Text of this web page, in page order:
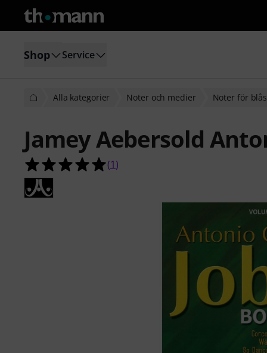
Shop Service
Alla kategorier Noter och medier Noter för
Jamey Aebersold
5.0 av 5 stjärnor från 1 kundbetyg
(1)